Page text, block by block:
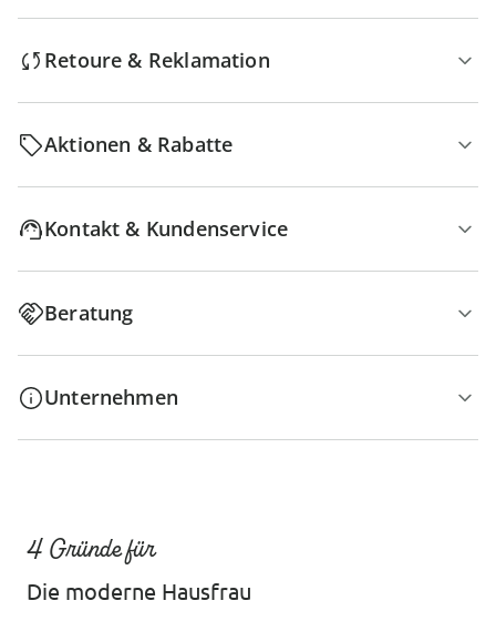
Retoure & Reklamation
Aktionen & Rabatte
Kontakt & Kundenservice
Beratung
Unternehmen
4 Gründe für
Die moderne Hausfrau